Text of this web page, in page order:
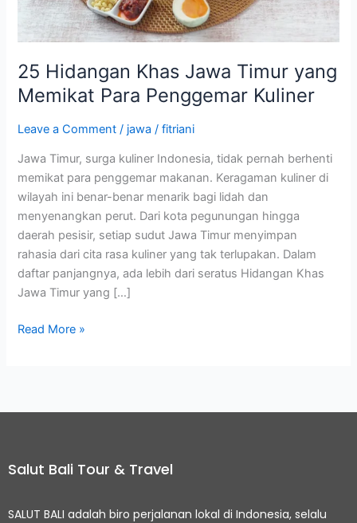
25 Hidangan Khas Jawa Timur yang
Memikat Para Penggemar Kuliner
Leave a Comment / jawa /fitriani
Jawa Timur, surga kuliner Indonesia, tidak pernah berhenti
memikat para penggemar makanan. Keragaman kuliner di
wilayah ini benar-benar menarik bagi lidah dan
menyenangkan perut. Dari kota pegunungan hingga
daerah pesisir, setiap sudut Jawa Timur menyimpan
rahasia dari cita rasa kuliner yang tak terlupakan. Dalam
daftar panjangnya, ada lebih dari seratus Hidangan Khas
Jawa Timur yang […]
Para
Penggemar
Kuliner
Read More »
Salut Bali Tour & Travel
SALUT BALI adalah biro perjalanan lokal di Indonesia, selalu